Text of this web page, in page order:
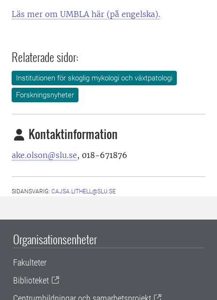
Läs mer om UMBLA här (på engelska).
Relaterade sidor:
Institutionen för skoglig mykologi och växtpatologi
Forskningsnyheter
Kontaktinformation
ake.olson@slu.se, 018-671876
SIDANSVARIG: CAJSA.LITHELL@SLU.SE
Organisationsenheter
Fakulteter
Biblioteket